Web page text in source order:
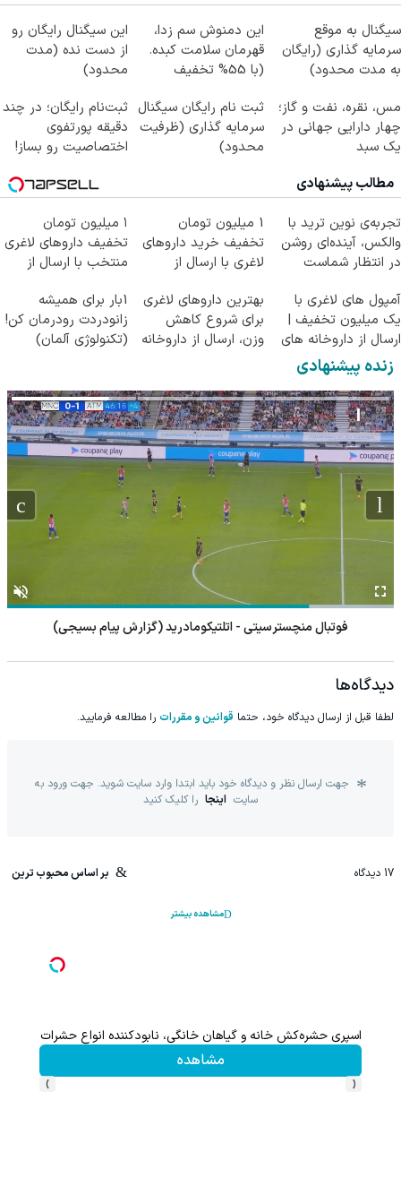
سیگنال به موقع
سرمایه گذاری (رایگان
به مدت محدود)
این دمنوش سم زدا،
قهرمان سلامت کبده.
(با 55% تخفیف
این سیگنال رایگان رو
از دست نده (مدت
محدود)
مس، نقره، نفت و گاز؛
چهار دارایی جهانی در
یک سبد
ثبت نام رایگان سیگنال
سرمایه گذاری (ظرفیت
محدود)
ثبت‌نام رایگان؛ در چند
دقیقه پورتفوی
اختصاصیت رو بساز!
مطالب پیشنهادی
تجربه‌ی نوین ترید با
والکس، آینده‌ای روشن
در انتظار شماست
1 میلیون تومان
تخفیف خرید داروهای
لاغری با ارسال از
۱ میلیون تومان
تخفیف داروهای لاغری
منتخب با ارسال از
آمپول های لاغری با
یک میلیون تخفیف |
ارسال از داروخانه های
معتبر
بهترین داروهای لاغری
برای شروع کاهش
وزن، ارسال از داروخانه
1بار برای همیشه
زانودردت رودرمان کن!
(تکنولوژی آلمان)
زنده پیشنهادی
فوتبال منچسترسیتی - اتلتیکومادرید (گزارش پیام بسیجی)
دیدگاه‌ها
لطفا قبل از ارسال دیدگاه خود، حتما قوانین و مقررات را مطالعه فرمایید.
جهت ارسال نظر و دیدگاه خود باید ابتدا وارد سایت شوید. جهت ورود به
سایت اینجا را کلیک کنید
17 دیدگاه بر اساس محبوب ترین
مشاهده بیشتر
اسپری حشره‌کش خانه و گیاهان خانگی، نابودکننده انواع حشرات خانگی
مشاهده
‹
›